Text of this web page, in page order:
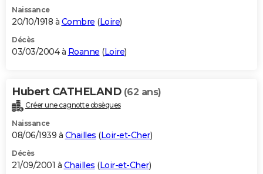
Naissance
20/10/1918 à Combre (Loire)
Décès
03/03/2004 à Roanne (Loire)
Hubert CATHELAND (62 ans)
Créer une cagnotte obsèques
Naissance
08/06/1939 à Chailles (Loir-et-Cher)
Décès
21/09/2001 à Chailles (Loir-et-Cher)